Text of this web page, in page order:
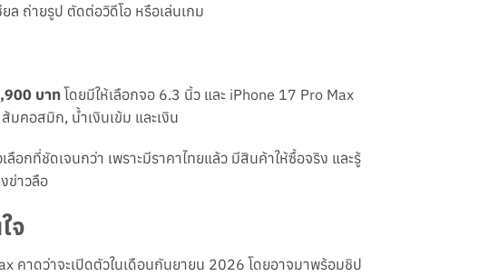
ล ถ่ายรูป ตัดต่อวิดีโอ หรือเล่นเกม
บาทโดยมีให้เลือกจอ 6.3 นิ้ว และ iPhone 17 Pro Max
คอสมิก, น้ำเงินเข้ม และเงิน
กที่ชัดเจนกว่า เพราะมีราคาไทยแล้ว มีสินค้าให้ซื้อจริง และรู้
ข่าวลือ
จ
คาดว่าจะเปิดตัวในเดือนกันยายน 2026 โดยอาจมาพร้อมชิป